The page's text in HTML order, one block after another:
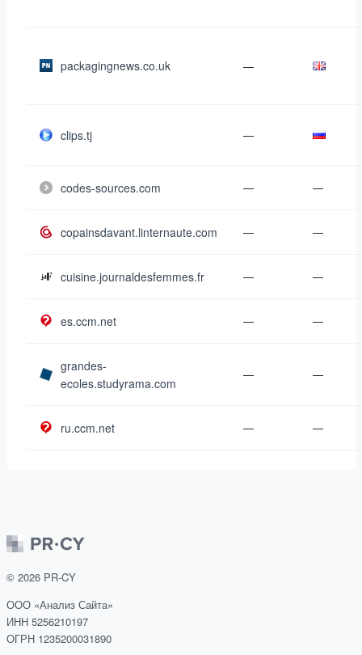
packagingnews.co.uk —
clips.tj —
codes-sources.com — —
copainsdavant.linternaute.com — —
cuisine.journaldesfemmes.fr — —
es.ccm.net — —
grandes-
ecoles.studyrama.com
— —
ru.ccm.net — —
© 2026 PR-CY
ООО «Анализ Сайта»
ИНН 5256210197
ОГРН 1235200031890